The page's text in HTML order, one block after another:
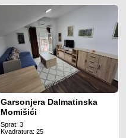
Garsonjera Dalmatinska
Momišići
Sprat: 3
Kvadratura: 25